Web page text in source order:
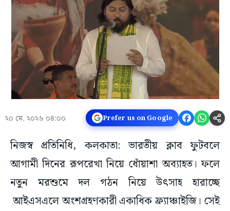
২০ মে, ২০২৬ ০৪:০০ Prefer us on Google
নিজস্ব প্রতিনিধি, কলকাতা: ভারতীয় ক্লাব ফুটবলে
আগামী দিনের রূপরেখা নিয়ে ধোঁয়াশা অব্যাহত। ফলে
নতুন মরশুমে দল গঠন নিয়ে উৎসাহ হারাচ্ছে
আইএসএলে অংশগ্রহণকারী একাধিক ফ্র্যাঞ্চাইজি। সেই